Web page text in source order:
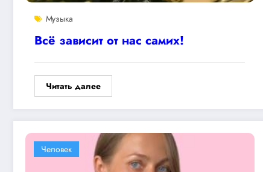
Музыка
Всё зависит от нас самих!
Читать далее
Человек